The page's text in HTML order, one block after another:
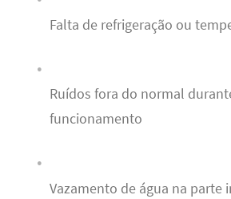
Falta de refrigeração ou
Ruídos fora do normal
funcionamento
Vazamento de água na parte